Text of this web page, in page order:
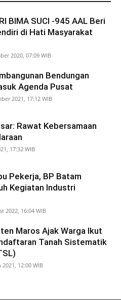
BIMA SUCI -945 AAL Beri
di Hati Masyarakat
2020, 07:09 WIB
Bendungan
Agenda Pusat
2021, 17:12 WIB
Rawat Kebersamaan
17:32 WIB
Pekerja, BP Batam
Kegiatan Industri
2022, 16:04 WIB
Maros Ajak Warga Ikut
Tanah Sistematik
2021, 12:00 WIB